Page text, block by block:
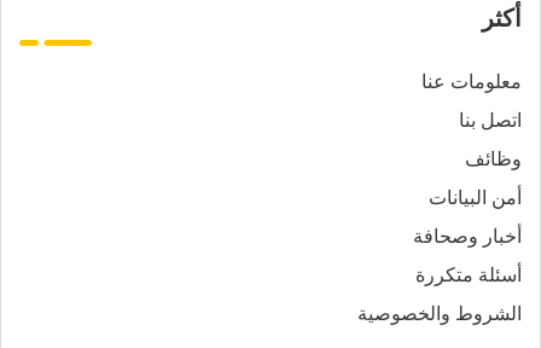
أكثر
معلومات عنا
اتصل بنا
وظائف
أمن البيانات
أخبار وصحافة
أسئلة متكررة
الشروط والخصوصية